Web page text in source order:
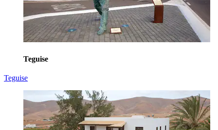
Teguise
Teguise